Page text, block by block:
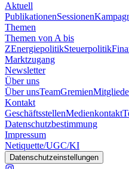
Aktuell
PublikationenSessionen
Themen
Themen von A bis
ZEnergiepolitikSteuerpolitik
Marktzugang
Newsletter
Über uns
Über unsTeamGremien
Kontakt
GeschäftsstellenMedienkontakt
Datenschutzbestimmung
Impressum
Netiquette/UGC/KI
Datenschutzeinstellungen